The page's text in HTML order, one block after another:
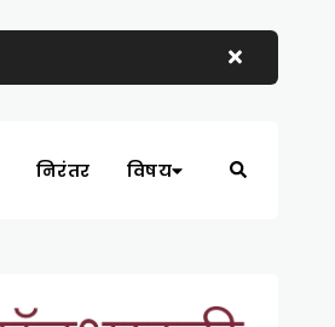
निरंतर विषय